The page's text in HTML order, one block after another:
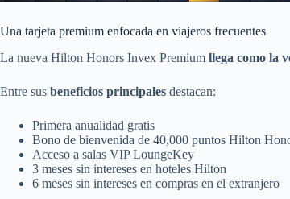
Una tarjeta premium enfocada en viajeros frecuentes
La nueva Hilton Honors Invex Premium llega como la
Entre sus beneficios principales destacan:
Primera anualidad gratis
Bono de bienvenida de 40,000 puntos Hilton
Acceso a salas VIP LoungeKey
3 meses sin intereses en hoteles Hilton
6 meses sin intereses en compras en el extranjero